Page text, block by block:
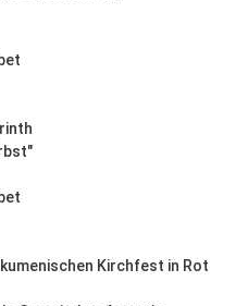
Kirchfest in Rot